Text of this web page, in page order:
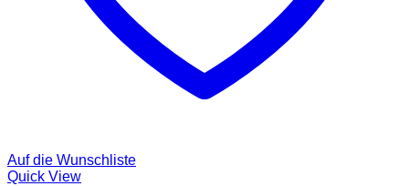
Auf die Wunschliste
Quick View